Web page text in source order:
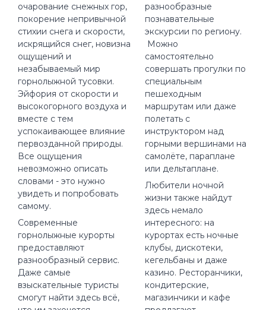
очарование снежных гор,
покорение непривычной
стихии снега и скорости,
искрящийся снег, новизна
ощущений и
незабываемый мир
горнолыжной тусовки.
Эйфория от скорости и
высокогорного воздуха и
вместе с тем
успокаивающее влияние
первозданной природы.
Все ощущения
невозможно описать
словами - это нужно
увидеть и попробовать
самому.
Современные
горнолыжные курорты
предоставляют
разнообразный сервис.
Даже самые
взыскательные туристы
смогут найти здесь всё,
разнообразные
познавательные
экскурсии по региону.
Можно
самостоятельно
совершать прогулки по
специальным
пешеходным
маршрутам или даже
полетать с
инструктором над
горными вершинами на
самолёте, параплане
или дельтаплане.
Любители ночной
жизни также найдут
здесь немало
интересного: на
курортах есть ночные
клубы, дискотеки,
кегельбаны и даже
казино. Ресторанчики,
кондитерские,
магазинчики и кафе